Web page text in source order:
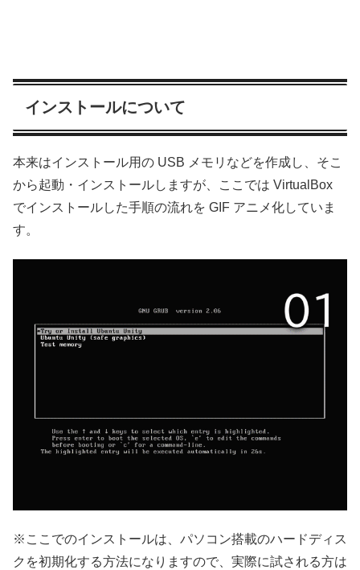
インストールについて
本来はインストール用の USB メモリなどを作成し、そこ
から起動・インストールしますが、ここでは VirtualBox
でインストールした手順の流れを GIF アニメ化していま
す。
※ここでのインストールは、パソコン搭載のハードディス
クを初期化する方法になりますので、実際に試される方は